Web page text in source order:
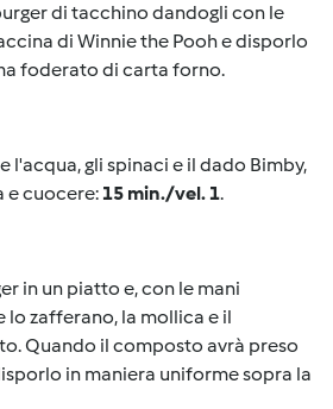
di tacchino dandogli con le
di Winnie the Pooh e disporlo
foderato di carta forno.
l'acqua, gli spinaci e il dado Bimby,
e cuocere: 15 min./vel. 1.
in un piatto e, con le mani
lo zafferano, la mollica e il
Quando il composto avrà preso
in maniera uniforme sopra la